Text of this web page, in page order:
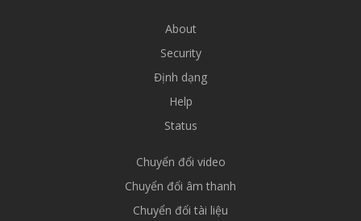
About
Security
Định dạng
Help
Status
Chuyển đổi video
Chuyển đổi âm thanh
Chuyển đổi tài liệu